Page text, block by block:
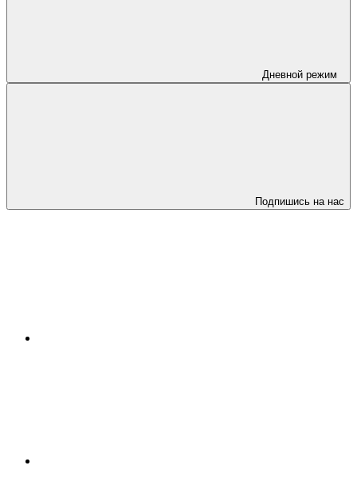
Дневной режим
Подпишись на нас